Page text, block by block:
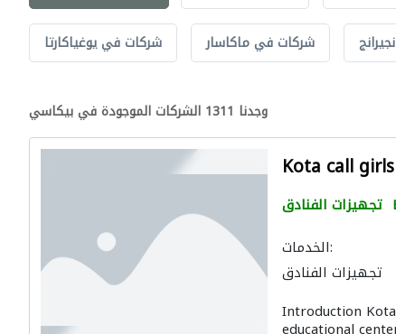
شركات في يوغياكارتا شركات في ماكاسار
وجدنا 1311 الشركات الموجودة في بيكاسي
Kota call girls
تجهيزات الفنادق
الخدمات:
تجهيزات الفنادق
Introduction